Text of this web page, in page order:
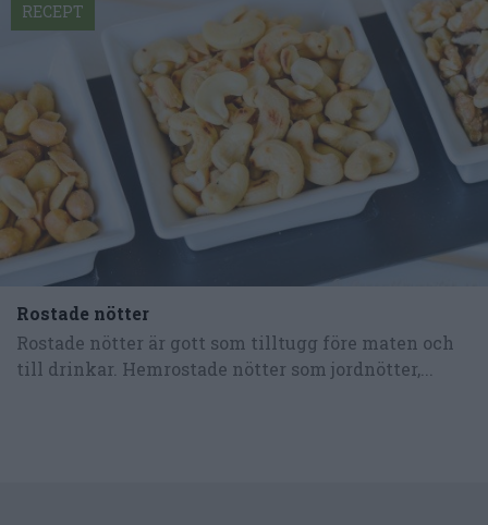
Rostade nötter
Rostade nötter är gott som tilltugg före maten och
till drinkar. Hemrostade nötter som jordnötter,...
RECEPT